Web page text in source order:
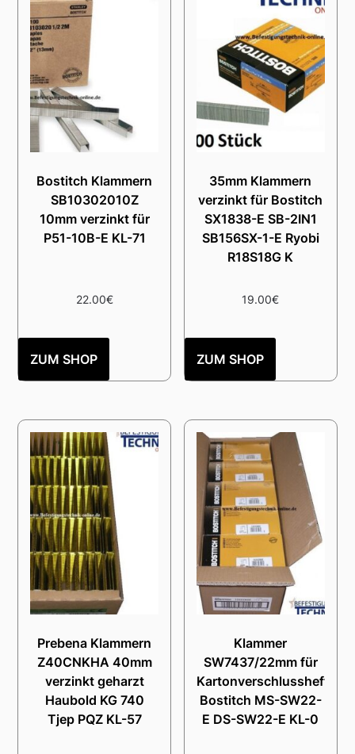
Bostitch Klammern
SB10302010Z
10mm verzinkt für
P51-10B-E KL-71
22.00€
ZUM SHOP
35mm Klammern
verzinkt für Bostitch
SX1838-E SB-2IN1
SB156SX-1-E Ryobi
R18S18G K
19.00€
ZUM SHOP
Prebena Klammern
Z40CNKHA 40mm
verzinkt geharzt
Haubold KG 740
Tjep PQZ KL-57
Klammer
SW7437/22mm für
Kartonverschlusshefter
Bostitch MS-SW22-
E DS-SW22-E KL-0